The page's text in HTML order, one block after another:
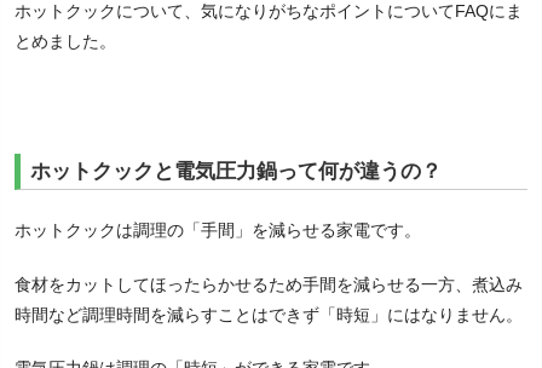
ホットクックについて、気になりがちなポイントについてFAQにま
とめました。
ホットクックと電気圧力鍋って何が違うの？
ホットクックは調理の「手間」を減らせる家電です。
食材をカットしてほったらかせるため手間を減らせる一方、煮込み
時間など調理時間を減らすことはできず「時短」にはなりません。